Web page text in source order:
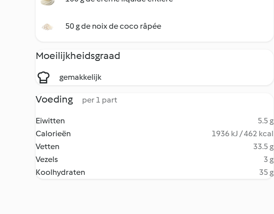
50 g de noix de coco râpée
Moeilijkheidsgraad
gemakkelijk
Voeding per 1 part
Eiwitten
5.5 g
Calorieën
1936 kJ / 462 kcal
Vetten
33.5 g
Vezels
3 g
Koolhydraten
35 g